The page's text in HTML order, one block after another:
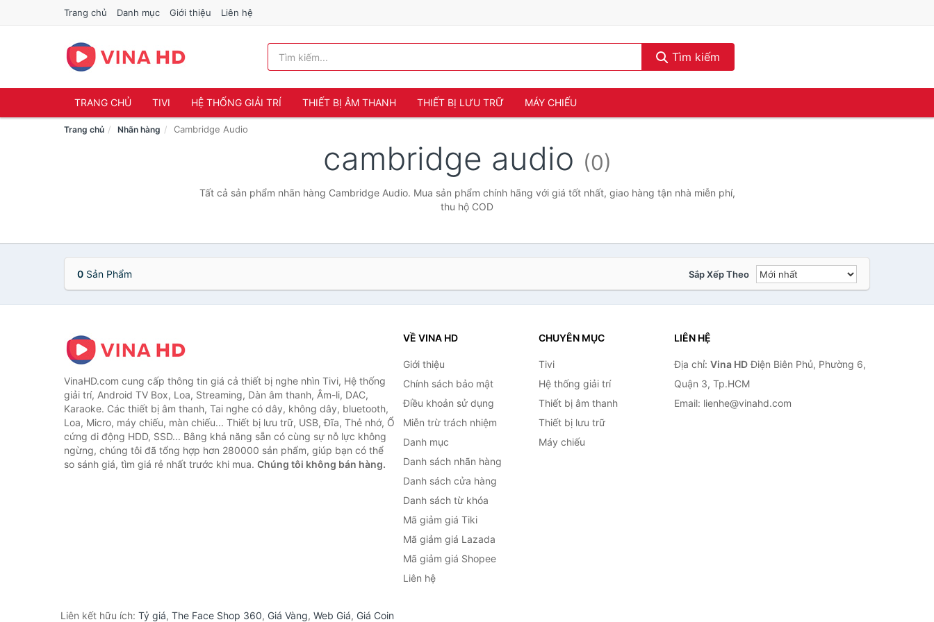
Trang chủ Danh mục Giới thiệu Liên hệ
Tìm kiếm
TRANG CHỦ TIVI HỆ THỐNG GIẢI TRÍ THIẾT BỊ ÂM THANH THIẾT BỊ LƯU TRỮ MÁY CHIẾU
Trang chủ Nhãn hàng Cambridge Audio
cambridge audio (0)
Tất cả sản phẩm nhãn hàng Cambridge Audio. Mua sản phẩm chính hãng với giá tốt nhất, giao hàng tận nhà miễn phí,
thu hộ COD
0 Sản Phẩm Sắp Xếp Theo
VinaHD.com cung cấp thông tin giá cả thiết bị nghe nhìn Tivi, Hệ thống
giải trí, Android TV Box, Loa, Streaming, Dàn âm thanh, Âm-li, DAC,
Karaoke. Các thiết bị âm thanh, Tai nghe có dây, không dây, bluetooth,
Loa, Micro, máy chiếu, màn chiếu... Thiết bị lưu trữ, USB, Đĩa, Thẻ nhớ, Ổ
cứng di động HDD, SSD... Bằng khả năng sẵn có cùng sự nỗ lực không
ngừng, chúng tôi đã tổng hợp hơn 280000 sản phẩm, giúp bạn có thể
so sánh giá, tìm giá rẻ nhất trước khi mua. Chúng tôi không bán hàng.
VỀ VINA HD
Giới thiệu
Chính sách bảo mật
Điều khoản sử dụng
Miễn trừ trách nhiệm
Danh mục
Danh sách nhãn hàng
Danh sách cửa hàng
Danh sách từ khóa
Mã giảm giá Tiki
Mã giảm giá Lazada
Mã giảm giá Shopee
Liên hệ
CHUYÊN MỤC
Tivi
Hệ thống giải trí
Thiết bị âm thanh
Thiết bị lưu trữ
Máy chiếu
LIÊN HỆ
Địa chỉ: Vina HDĐiện Biên Phủ, Phường 6,
Quận 3, Tp.HCM
Email: lienhe@vinahd.com
Liên kết hữu ích: Tỷ giá, The Face Shop 360, Giá Vàng, Web Giá, Giá Coin